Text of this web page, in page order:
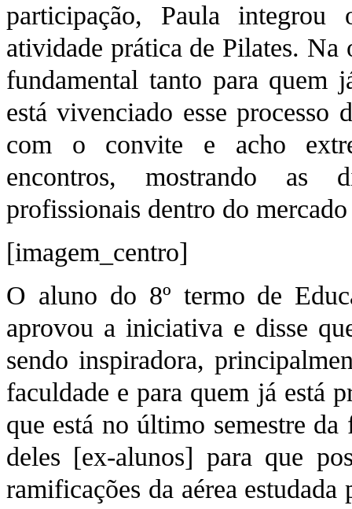
participação, Paula integrou
atividade prática de Pilates. Na
fundamental tanto para quem
está vivenciado esse
com o convite e acho
encontros, mostrando as
profissionais dentro do
[imagem_centro]
O aluno do 8º termo de
aprovou a iniciativa e disse
sendo inspiradora,
faculdade e para quem já está
que está no último semestre
deles [ex-alunos] para que
ramificações da aérea